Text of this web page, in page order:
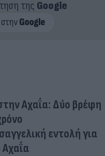
της Google
Αχαΐα: Δύο βρέφη
εντολή για